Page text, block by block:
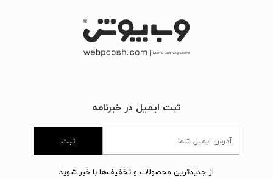
ثبت ایمیل در خبرنامه
ثبت
از جدیدترین محصولات و تخفیف‌ها با خبر شوید